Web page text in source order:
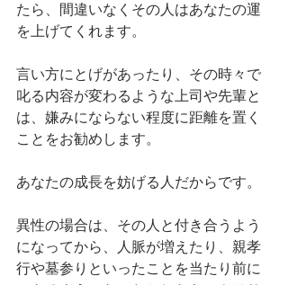
たら、間違いなくその人はあなたの運
を上げてくれます。
言い方にとげがあったり、その時々で
叱る内容が変わるような上司や先輩と
は、嫌みにならない程度に距離を置く
ことをお勧めします。
あなたの成長を妨げる人だからです。
異性の場合は、その人と付き合うよう
になってから、人脈が増えたり、親孝
行や墓参りといったことを当たり前に